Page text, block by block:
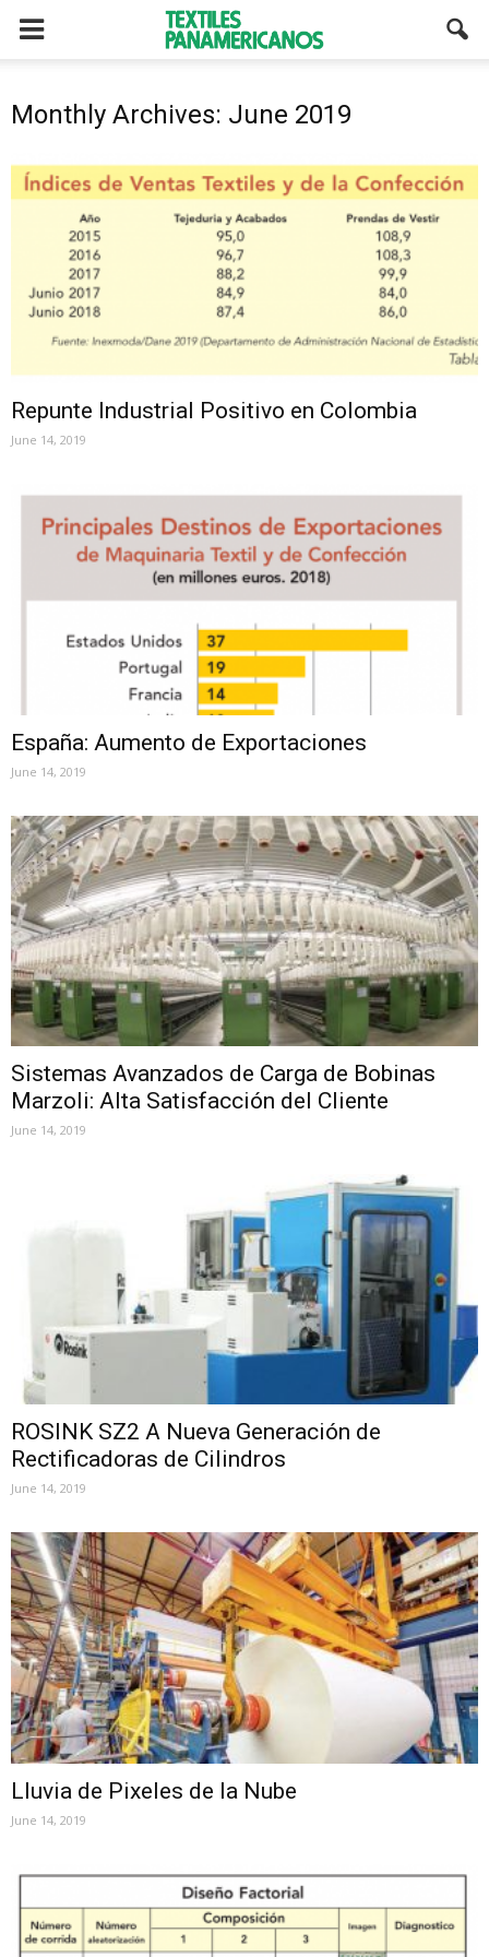
Monthly Archives: June 2019
Repunte Industrial Positivo en Colombia
June 14, 2019
España: Aumento de Exportaciones
June 14, 2019
Sistemas Avanzados de Carga de Bobinas
Marzoli: Alta Satisfacción del Cliente
June 14, 2019
ROSINK SZ2 A Nueva Generación de
Rectificadoras de Cilindros
June 14, 2019
Lluvia de Pixeles de la Nube
June 14, 2019